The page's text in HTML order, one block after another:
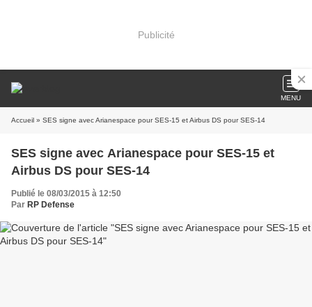
Publicité
MENU
Accueil » SES signe avec Arianespace pour SES-15 et Airbus DS pour SES-14
SES signe avec Arianespace pour SES-15 et
Airbus DS pour SES-14
Publié le 08/03/2015 à 12:50
Par RP Defense